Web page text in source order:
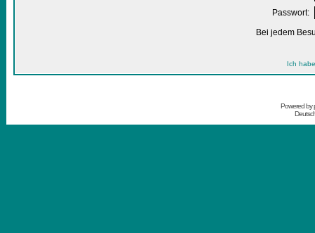
Passwort:
Bei jedem
Ich
Powered by